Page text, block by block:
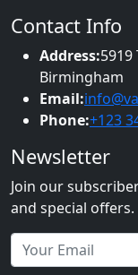
Contact Info
Address:5919
Birmingham
Email:
Phone:+123
Newsletter
Join our
and special offers.